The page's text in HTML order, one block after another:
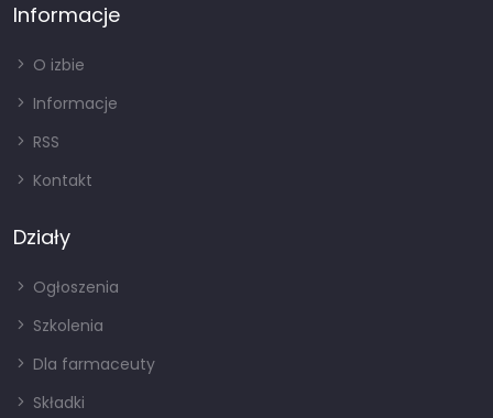
Informacje
O izbie
Informacje
RSS
Kontakt
Działy
Ogłoszenia
Szkolenia
Dla farmaceuty
Składki